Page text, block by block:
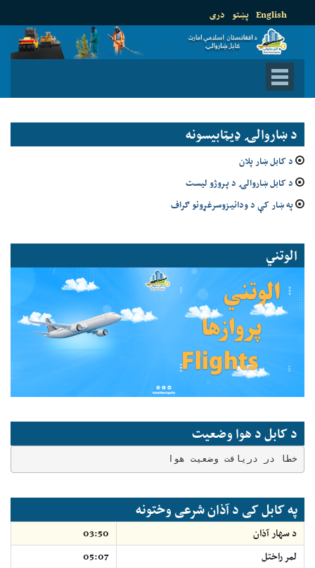
دری پښتو English
د ښاروالۍ ډيټابيسونه
د کابل ښار پلان
د کابل ښاروالۍ د پروژو لیست
په ښار کې د ودانیزوسرغړونو ګراف
الوتني
د کابل د هوا وضعیت
خطا در دریافت وضعیت هوا
په کابل کی د آذان شرعی وختونه
د سهار آذان
03:50
لمر راختل
05:07